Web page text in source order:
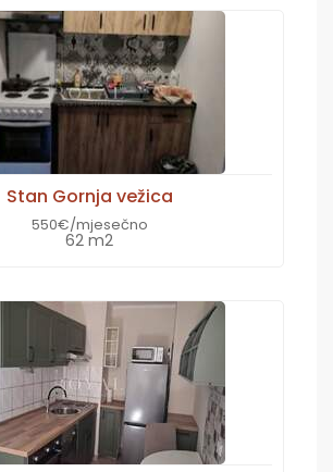
Stan Gornja vežica
550€/mjesečno
62 m2